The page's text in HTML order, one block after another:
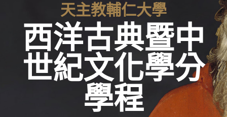
天主教輔仁大學
西洋古典暨中
世紀文化學分
學程